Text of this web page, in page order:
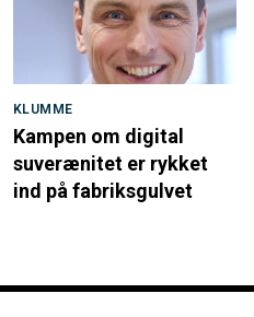
KLUMME
Kampen om digital
suverænitet er rykket
ind på fabriksgulvet